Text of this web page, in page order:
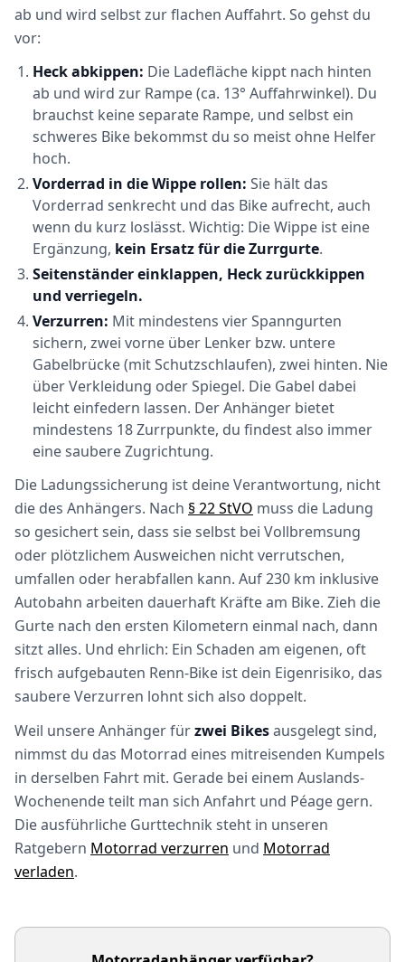
ab und wird selbst zur flachen Auffahrt. So gehst du
vor:
Heck abkippen: Die Ladefläche kippt nach hinten
ab und wird zur Rampe (ca. 13° Auffahrwinkel). Du
brauchst keine separate Rampe, und selbst ein
schweres Bike bekommst du so meist ohne Helfer
hoch.
Vorderrad in die Wippe rollen: Sie hält das
Vorderrad senkrecht und das Bike aufrecht, auch
wenn du kurz loslässt. Wichtig: Die Wippe ist eine
Ergänzung, kein Ersatz für die Zurrgurte.
Seitenständer einklappen, Heck zurückkippen
und verriegeln.
Verzurren: Mit mindestens vier Spanngurten
sichern, zwei vorne über Lenker bzw. untere
Gabelbrücke (mit Schutzschlaufen), zwei hinten. Nie
über Verkleidung oder Spiegel. Die Gabel dabei
leicht einfedern lassen. Der Anhänger bietet
mindestens 18 Zurrpunkte, du findest also immer
eine saubere Zugrichtung.
Die Ladungssicherung ist deine Verantwortung, nicht
die des Anhängers. Nach § 22 StVO muss die Ladung
so gesichert sein, dass sie selbst bei Vollbremsung
oder plötzlichem Ausweichen nicht verrutschen,
umfallen oder herabfallen kann. Auf 230 km inklusive
Autobahn arbeiten dauerhaft Kräfte am Bike. Zieh die
Gurte nach den ersten Kilometern einmal nach, dann
sitzt alles. Und ehrlich: Ein Schaden am eigenen, oft
frisch aufgebauten Renn-Bike ist dein Eigenrisiko, das
saubere Verzurren lohnt sich also doppelt.
Weil unsere Anhänger fürzwei Bikesausgelegt sind,
nimmst du das Motorrad eines mitreisenden Kumpels
in derselben Fahrt mit. Gerade bei einem Auslands-
Wochenende teilt man sich Anfahrt und Péage gern.
Die ausführliche Gurttechnik steht in unseren
Ratgebern Motorrad verzurren und Motorrad
verladen.